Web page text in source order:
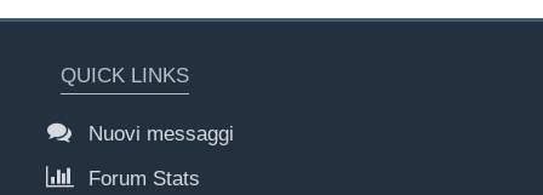
QUICK LINKS
Nuovi messaggi
Forum Stats